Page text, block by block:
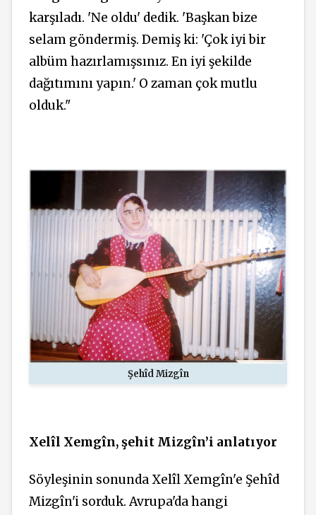
karşıladı. 'Ne oldu' dedik. 'Başkan bize
selam göndermiş. Demiş ki: 'Çok iyi bir
albüm hazırlamışsınız. En iyi şekilde
dağıtımını yapın.' O zaman çok mutlu
olduk."
Şehîd Mizgîn
Xelîl Xemgîn, şehit Mizgîn’i anlatıyor
Söyleşinin sonunda Xelîl Xemgîn'e Şehîd
Mizgîn'i sorduk. Avrupa'da hangi